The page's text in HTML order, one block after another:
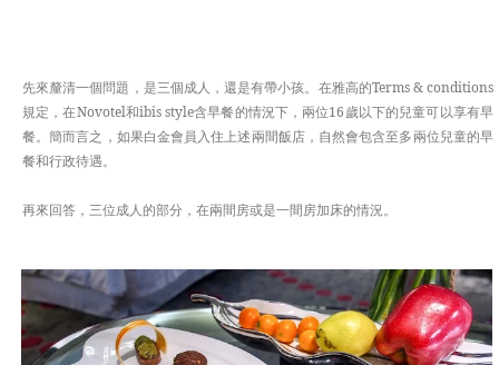
先來釐清一個問題，是三個成人，還是有帶小孩。在雅高的Terms & conditions
規定，在Novotel和ibis style含早餐的情況下，兩位16歲以下的兒童可以享有早
餐。簡而言之，如果白金會員入住上述兩間飯店，自然會包含至多兩位兒童的早
餐和行政待遇。
再來回答，三位成人的部分，在兩間房或是一間房加床的情況。